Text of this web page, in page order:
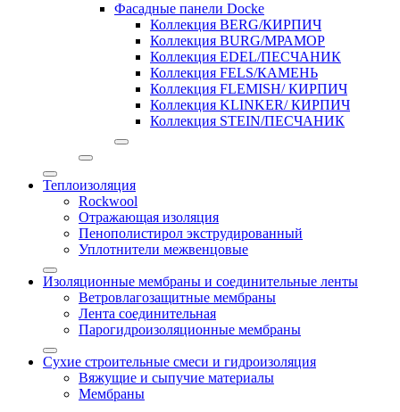
Фасадные панели Docke
Коллекция BERG/КИРПИЧ
Коллекция BURG/МРАМОР
Коллекция EDEL/ПЕСЧАНИК
Коллекция FELS/КАМЕНЬ
Коллекция FLEMISH/ КИРПИЧ
Коллекция KLINKER/ КИРПИЧ
Коллекция STEIN/ПЕСЧАНИК
Теплоизоляция
Rockwool
Отражающая изоляция
Пенополистирол экструдированный
Уплотнители межвенцовые
Изоляционные мембраны и соединительные ленты
Ветровлагозащитные мембраны
Лента соединительная
Парогидроизоляционные мембраны
Сухие строительные смеси и гидроизоляция
Вяжущие и сыпучие материалы
Мембраны